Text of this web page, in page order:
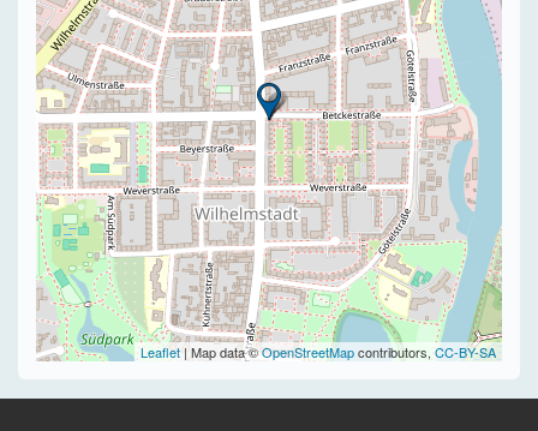
Leaflet | Map data ©OpenStreetMapcontributors,CC-BY-SA